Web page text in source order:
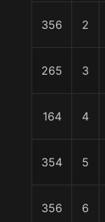
356 2
265 3
164 4
354 5
356 6